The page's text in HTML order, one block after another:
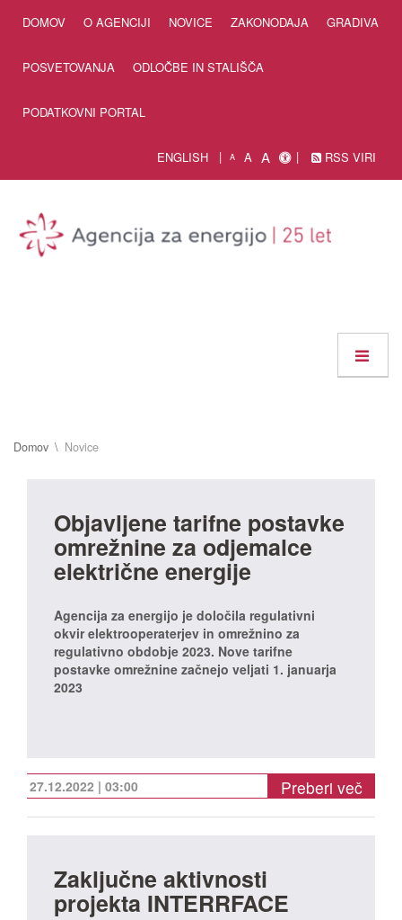
DOMOV O AGENCIJI NOVICE ZAKONODAJA GRADIVA
POSVETOVANJA ODLOČBE IN STALIŠČA
PODATKOVNI PORTAL
ENGLISH A A A RSS VIRI
Domov Novice
Objavljene tarifne postavke
omrežnine za odjemalce
električne energije
Agencija za energijo je določila regulativni
okvir elektrooperaterjev in omrežnino za
regulativno obdobje 2023. Nove tarifne
postavke omrežnine začnejo veljati 1. januarja
2023
27.12.2022 | 03:00 Preberi več
Zaključne aktivnosti
projekta INTERRFACE